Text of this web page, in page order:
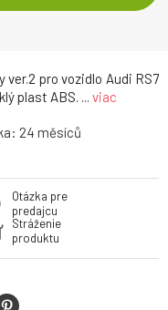
pro vozidlo Audi RS7
plast ABS. ... viac
24
Otázka pre
predajcu
Stráženie
produktu